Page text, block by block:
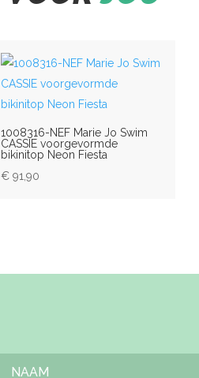
1008316-NEF Marie Jo Swim
CASSIE voorgevormde
bikinitop Neon Fiesta
€ 91,90